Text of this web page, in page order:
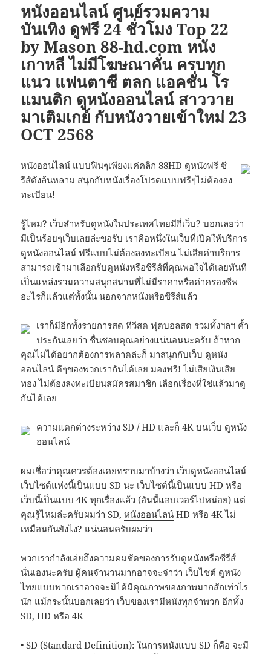
หนังออนไลน์ ศูนย์รวมความ
บันเทิง ดูฟรี 24 ชั่วโมง Top 22
by Mason 88-hd.com หนัง
เกาหลี ไม่มีโฆษณาคั่น ครบทุก
แนว แฟนตาซี ตลก แอคชั่น โร
แมนติก ดูหนังออนไลน์ สาววาย
มาเติมเกย์ กับหนังวายเข้าใหม่ 23
OCT 2568
หนังออนไลน์ แบบฟินๆเพียงแค่คลิก 88HD ดูหนังฟรี ซี
รีส์ดังล้นหลาม สนุกกับหนังเรื่องโปรดแบบฟรีๆไม่ต้องลง
ทะเบียน!
รู้ไหม? เว็บสำหรับดูหนังในประเทศไทยมีกี่เว็บ? บอกเลยว่า
มีเป็นร้อยๆเว็บเลยล่ะขอรับ เราคือหนึ่งในเว็บที่เปิดให้บริการ
ดูหนังออนไลน์ ฟรีแบบไม่ต้องลงทะเบียน ไม่เสียค่าบริการ
สามารถเข้ามาเลือกรับดูหนังหรือซีรีส์ที่คุณพอใจได้เลยทันที
เป็นแหล่งรวมความสนุกสนานที่ไม่มีราคาหรือค่าครองชีพ
อะไรก็แล้วแต่ทั้งนั้น นอกจากหนังหรือซีรีส์แล้ว
เราก็มีอีกทั้งรายการสด ทีวีสด ฟุตบอลสด รวมทั้งฯลฯ ค้ำ
ประกันเลยว่า ชื่นชอบคุณอย่างแน่นอนนะครับ ถ้าหาก
คุณไม่ได้อยากต้องการพลาดล่ะก็ มาสนุกกับเว็บ ดูหนัง
ออนไลน์ ดีๆของพวกเรากันได้เลย มองฟรี! ไม่เสียเงินเสีย
ทอง ไม่ต้องลงทะเบียนสมัครสมาชิก เลือกเรื่องที่ใช่แล้วมาดู
กันได้เลย
ความแตกต่างระหว่าง SD / HD และก็ 4K บนเว็บ ดูหนัง
ออนไลน์
ผมเชื่อว่าคุณควรต้องเคยทราบมาบ้างว่า เว็บดูหนังออนไลน์
เว็บไซต์แห่งนี้เป็นแบบ SD นะ เว็บไซต์นี้เป็นแบบ HD หรือ
เว็บนี้เป็นแบบ 4K ทุกเรื่องแล้ว (อันนี้แอบเวอร์ไปหน่อย) แต่
คุณรู้ไหมล่ะครับผมว่า SD,หนังออนไลน์ HD หรือ 4K ไม่
เหมือนกันยังไง? แน่นอนครับผมว่า
พวกเรากำลังเอ่ยถึงความคมชัดของการรับดูหนังหรือซีรีส์
นั่นเองนะครับ ผู้คนจำนวนมากอาจจะจำว่า เว็บไซต์ ดูหนัง
ไทยแบบพวกเราอาจจะมิได้มีคุณภาพของภาพมากสักเท่าไร
นัก แม้กระนั้นบอกเลยว่า เว็บของเรามีหนังทุกจำพวก อีกทั้ง
SD, HD หรือ 4K
• SD (Standard Definition): ในการหนังแบบ SD ก็คือ จะมี